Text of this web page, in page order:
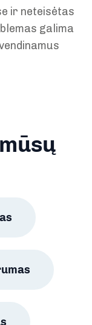
ir neteisėtas
galima